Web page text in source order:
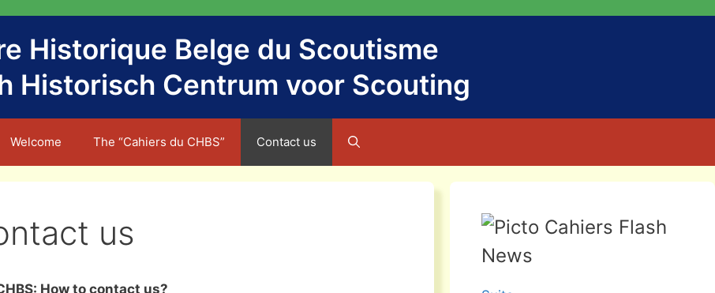
Historique Belge du Scoutisme
Historisch Centrum voor Scouting
Welcome The “Cahiers du CHBS” Contact us
us
How to contact us?
Flash
News